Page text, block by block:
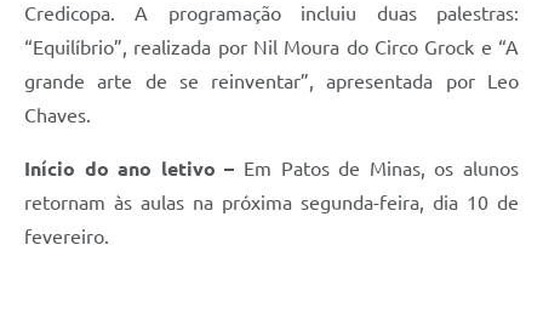
Credicopa. A programação incluiu duas palestras:
“Equilíbrio”, realizada por Nil Moura do Circo Grock e “A
grande arte de se reinventar”, apresentada por Leo
Chaves.
Início do ano letivo – Em Patos de Minas, os alunos
retornam às aulas na próxima segunda-feira, dia 10 de
fevereiro.